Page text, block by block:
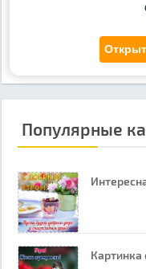
Популярные